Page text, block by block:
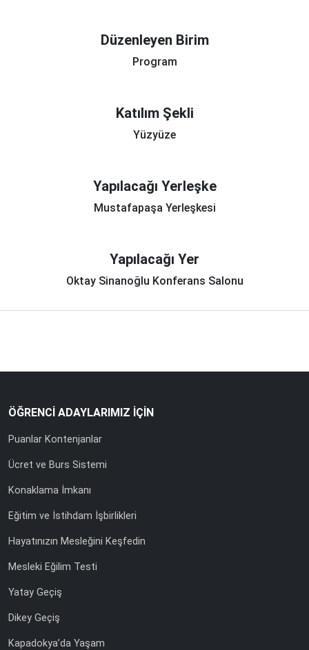
Düzenleyen Birim
Program
Katılım Şekli
Yüzyüze
Yapılacağı Yerleşke
Mustafapaşa Yerleşkesi
Yapılacağı Yer
Oktay Sinanoğlu Konferans Salonu
ÖĞRENCİ ADAYLARIMIZ İÇİN
Puanlar Kontenjanlar
Ücret ve Burs Sistemi
Konaklama İmkanı
Eğitim ve İstihdam İşbirlikleri
Hayatınızın Mesleğini Keşfedin
Mesleki Eğilim Testi
Yatay Geçiş
Dikey Geçiş
Kapadokya’da Yaşam